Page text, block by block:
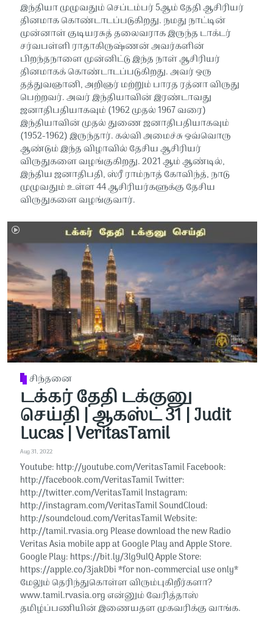
இந்தியா முழுவதும் செப்டம்பர் 5ஆம் தேதி ஆசிரியர்
தினமாக கொண்டாடப்படுகிறது. நமது நாட்டின்
முன்னாள் குடியரசுத் தலைவராக இருந்த டாக்டர்
சர்வபள்ளி ராதாகிருஷ்ணன் அவர்களின்
பிறந்தநாளை முன்னிட்டு இந்த நாள் ஆசிரியர்
தினமாகக் கொண்டாடப்படுகிறது. அவர் ஒரு
தத்துவஞானி, அறிஞர் மற்றும் பாரத ரத்னா விருது
பெற்றவர். அவர் இந்தியாவின் இரண்டாவது
ஜனாதிபதியாகவும் (1962 முதல் 1967 வரை)
இந்தியாவின் முதல் துணை ஜனாதிபதியாகவும்
(1952-1962) இருந்தார். கல்வி அமைச்சு ஒவ்வொரு
ஆண்டும் இந்த விழாவில் தேசிய ஆசிரியர்
விருதுகளை வழங்குகிறது. 2021 ஆம் ஆண்டில்,
இந்திய ஜனாதிபதி, ஸ்ரீ ராம்நாத் கோவிந்த், நாடு
முழுவதும் உள்ள 44 ஆசிரியர்களுக்கு தேசிய
விருதுகளை வழங்குவார்.
சிந்தனை
டக்கர் தேதி டக்குனு
செய்தி | ஆகஸ்ட் 31 | Judit
Lucas | VeritasTamil
Aug 31, 2022
Youtube: http://youtube.com/VeritasTamil​​ Facebook:
http://facebook.com/VeritasTamil​​ Twitter:
http://twitter.com/VeritasTamil​​ Instagram:
http://instagram.com/VeritasTamil​​ SoundCloud:
http://soundcloud.com/VeritasTamil​​ Website:
http://tamil.rvasia.org Please download the new Radio
Veritas Asia mobile app at Google Play and Apple Store.
Google Play: https://bit.ly/3lg9uIQ Apple Store:
https://apple.co/3jakDbi​​ *for non-commercial use only*
மேலும் தெரிந்துகொள்ள விரும்புகிறீர்களா?
www.tamil.rvasia.org என்னும் வேரித்தாஸ்
தமிழ்ப்பணியின் இணையதள முகவரிக்கு வாங்க.